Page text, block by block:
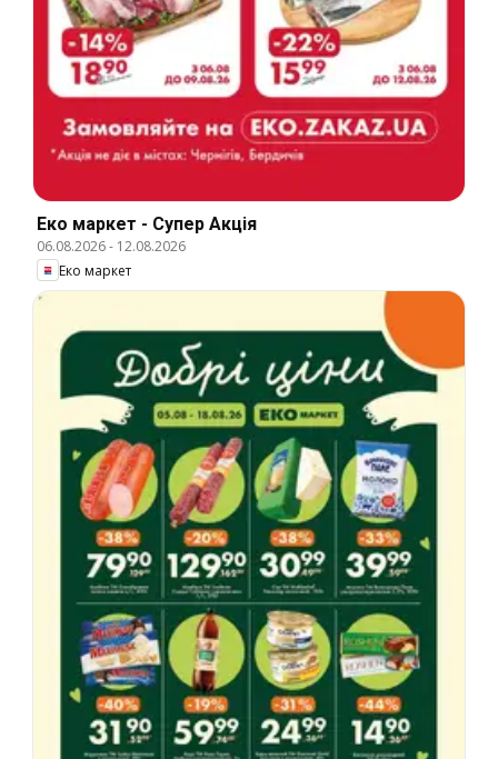
Еко маркет - Супер Акція
06.08.2026- 12.08.2026
Еко маркет